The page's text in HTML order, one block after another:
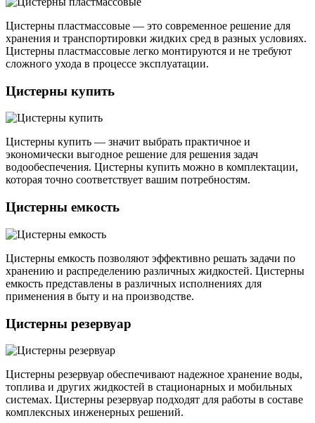
Цистерны пластмассовые — это современное решение для
хранения и транспортировки жидких сред в разных условиях.
Цистерны пластмассовые легко монтируются и не требуют
сложного ухода в процессе эксплуатации.
Цистерны купить
Цистерны купить — значит выбрать практичное и
экономически выгодное решение для решения задач
водообеспечения. Цистерны купить можно в комплектации,
которая точно соответствует вашим потребностям.
Цистерны емкость
Цистерны емкость позволяют эффективно решать задачи по
хранению и распределению различных жидкостей. Цистерны
емкость представлены в различных исполнениях для
применения в быту и на производстве.
Цистерны резервуар
Цистерны резервуар обеспечивают надежное хранение воды,
топлива и других жидкостей в стационарных и мобильных
системах. Цистерны резервуар подходят для работы в составе
комплексных инженерных решений.